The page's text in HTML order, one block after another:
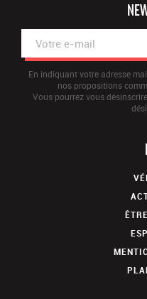
En indiquant votre adresse
nos propositions
Vous pourrez vous